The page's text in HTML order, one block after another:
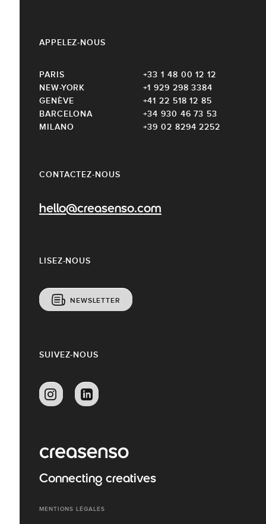
CONTACTEZ-NOUS
hello@creasenso.com
LISEZ-NOUS
NEWSLETTER
APPELEZ-NOUS
PARIS
+33 1 48 00 12 12
NEW-YORK
+1 929 298 3384
GENÈVE
+41 22 518 12 85
BARCELONA
+34 930 46 73 53
MILANO
+39 02 8294 2252
SUIVEZ-NOUS
Connecting creatives
MENTIONS LÉGALES